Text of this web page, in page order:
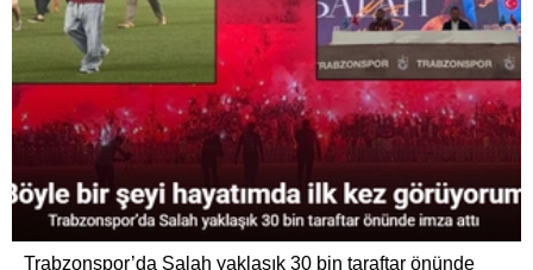
Trabzonspor’da Salah yaklaşık 30 bin taraftar önünde